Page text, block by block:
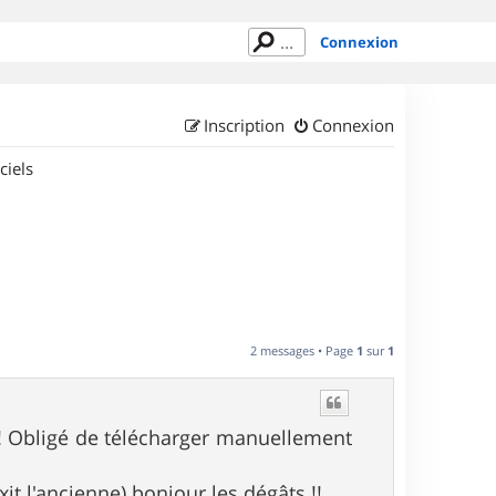
Connexion
Connexion
Inscription
2 messages • Page 1 sur 1
de télécharger manuellement